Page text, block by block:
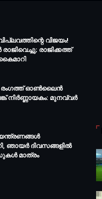
വിജയം!
രാജിക്കത്ത്
രംഗത്ത് ഓൺലൈൻ
നിർണ്ണായകം: മുനവ്വർ
ഞായര്‍ ദിവസങ്ങളില്‍
മാത്രം